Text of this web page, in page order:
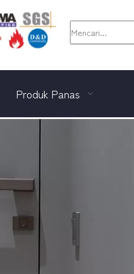
Produk Panas